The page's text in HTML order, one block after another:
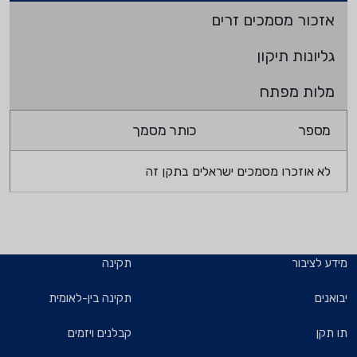
אזכור מסמכים זרים
גליונות תיקון
מלות מפתח
מספר כותר מסמך
לא אוזכרו מסמכים ישראלים בתקן זה
מידע לציבור
יבואנים
תו תקן
תקינה
תקינה בין-לאומית
קבלנים ויזמים